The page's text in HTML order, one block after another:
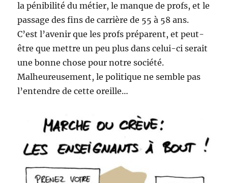
la pénibilité du métier, le manque de profs, et le
passage des fins de carrière de 55 à 58 ans.
C’est l’avenir que les profs préparent, et peut-
être que mettre un peu plus dans celui-ci serait
une bonne chose pour notre société.
Malheureusement, le politique ne semble pas
l’entendre de cette oreille…